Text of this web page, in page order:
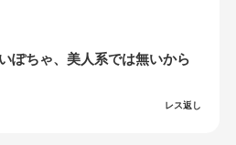
ぽちゃ、美人系では無いから
レス返し